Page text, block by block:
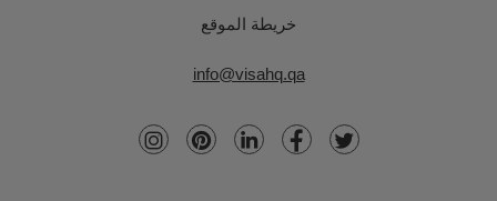
خريطة الموقع
info@visahq.qa